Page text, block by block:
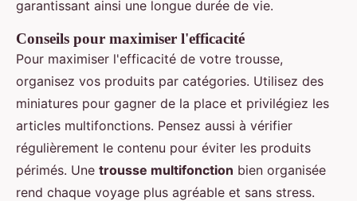
garantissant ainsi une longue durée de vie.
Conseils pour maximiser l'efficacité
Pour maximiser l'efficacité de votre trousse,
organisez vos produits par catégories. Utilisez des
miniatures pour gagner de la place et privilégiez les
articles multifonctions. Pensez aussi à vérifier
régulièrement le contenu pour éviter les produits
périmés. Une trousse multifonction bien organisée
rend chaque voyage plus agréable et sans stress.